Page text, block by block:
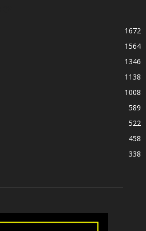
1672
1564
1346
1138
1008
589
522
458
338